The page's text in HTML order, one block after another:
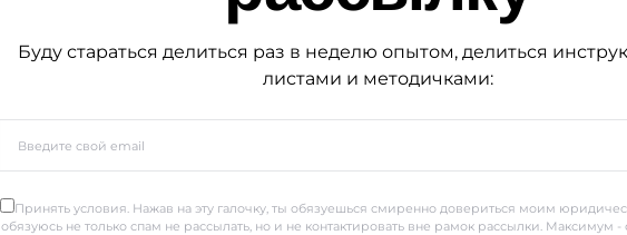
Буду стараться делиться раз в неделю опытом, делиться
листами и методичками:
Принять условия. Нажав на эту галочку, ты обязуешься смиренно довериться моим
обязуюсь не только спам не рассылать, но и не контактировать вне рамок рассылки. Максимум -